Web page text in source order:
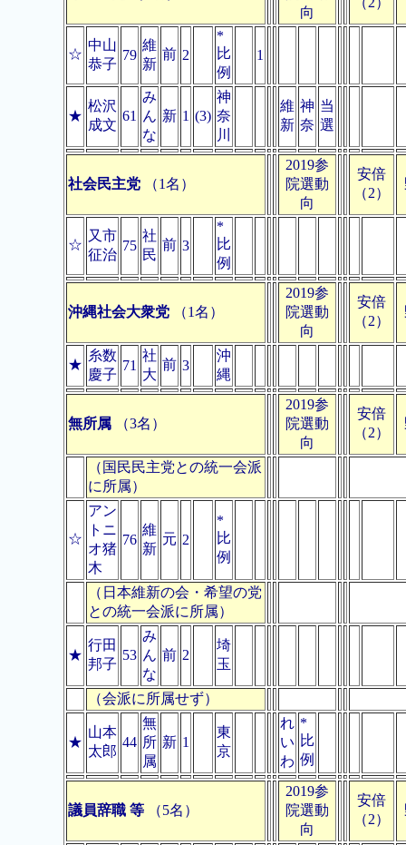
向
☆
中山
恭子
79
維
新
前 2
*
比
例
1
★
松沢
成文
61
み
ん
な
新 1 (3)
神
奈
川
維
新
神
奈
当
選
社会民主党 （1名）
2019参
院選動
向
安倍
（2）
☆
又市
征治
75
社
民
前 3
*
比
例
沖縄社会大衆党 （1名）
2019参
院選動
向
安倍
（2）
★
糸数
慶子
71
社
大
前 3
沖
縄
無所属 （3名）
2019参
院選動
向
安倍
（2）
（国民民主党との統一会派
に所属）
☆
アン
トニ
オ猪
木
76
維
新
元 2
*
比
例
（日本維新の会・希望の党
との統一会派に所属）
★
行田
邦子
53
み
ん
な
前 2
埼
玉
（会派に所属せず）
★
山本
太郎
44
無
所
属
新 1
東
京
れ
い
わ
*
比
例
議員辞職 等 （5名）
2019参
院選動
向
安倍
（2）